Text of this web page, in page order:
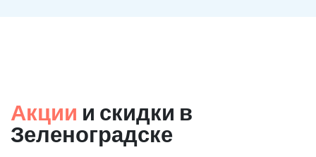
Акции и скидки в
Зеленоградске